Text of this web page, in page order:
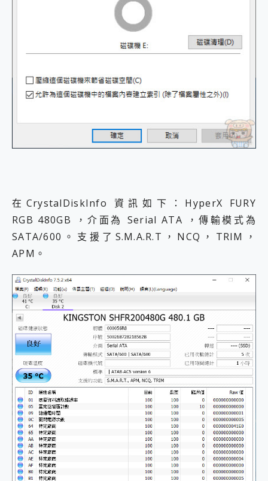
在CrystalDiskInfo 資訊如下：HyperX FURY
RGB 480GB ，介面為 Serial ATA ，傳輸模式為
SATA/600。支援了S.M.A.R.T，NCQ，TRIM，
APM。